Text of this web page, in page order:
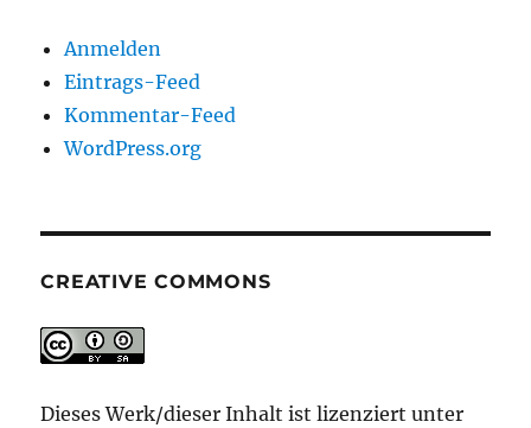
Anmelden
Eintrags-Feed
Kommentar-Feed
WordPress.org
CREATIVE COMMONS
Dieses Werk/dieser Inhalt ist lizenziert unter